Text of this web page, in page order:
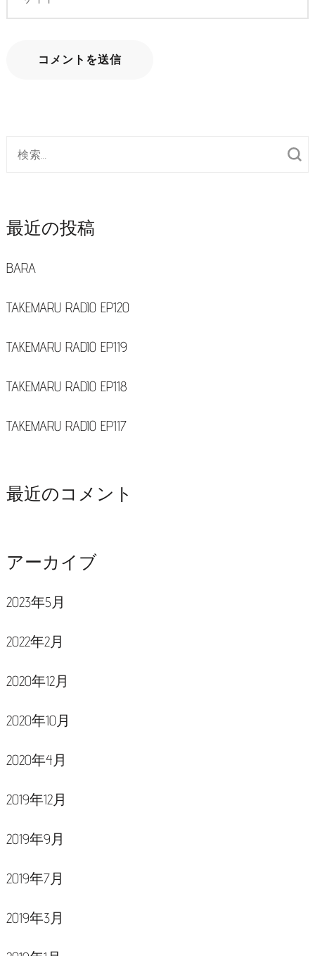
検
象:
最近の投稿
BARA
TAKEMARU RADIO EP120
TAKEMARU RADIO EP119
TAKEMARU RADIO EP118
TAKEMARU RADIO EP117
最近のコメント
アーカイブ
2023年5月
2022年2月
2020年12月
2020年10月
2020年4月
2019年12月
2019年9月
2019年7月
2019年3月